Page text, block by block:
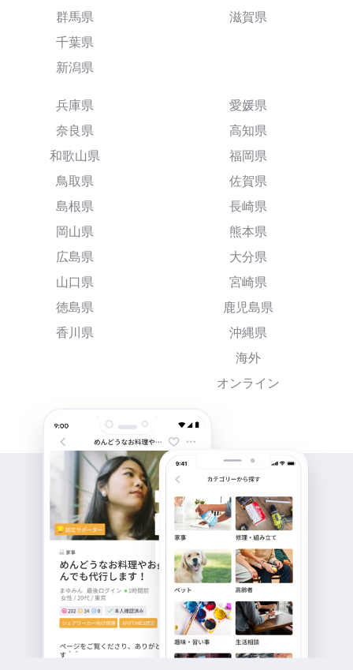
群馬県
千葉県
新潟県
滋賀県
兵庫県
奈良県
和歌山県
鳥取県
島根県
岡山県
広島県
山口県
徳島県
香川県
愛媛県
高知県
福岡県
佐賀県
長崎県
熊本県
大分県
宮崎県
鹿児島県
沖縄県
海外
オンライン